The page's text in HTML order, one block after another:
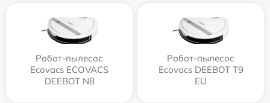
Робот-пылесос
Ecovacs ECOVACS
DEEBOT N8
Робот-пылесос
Ecovacs DEEBOT T9
EU